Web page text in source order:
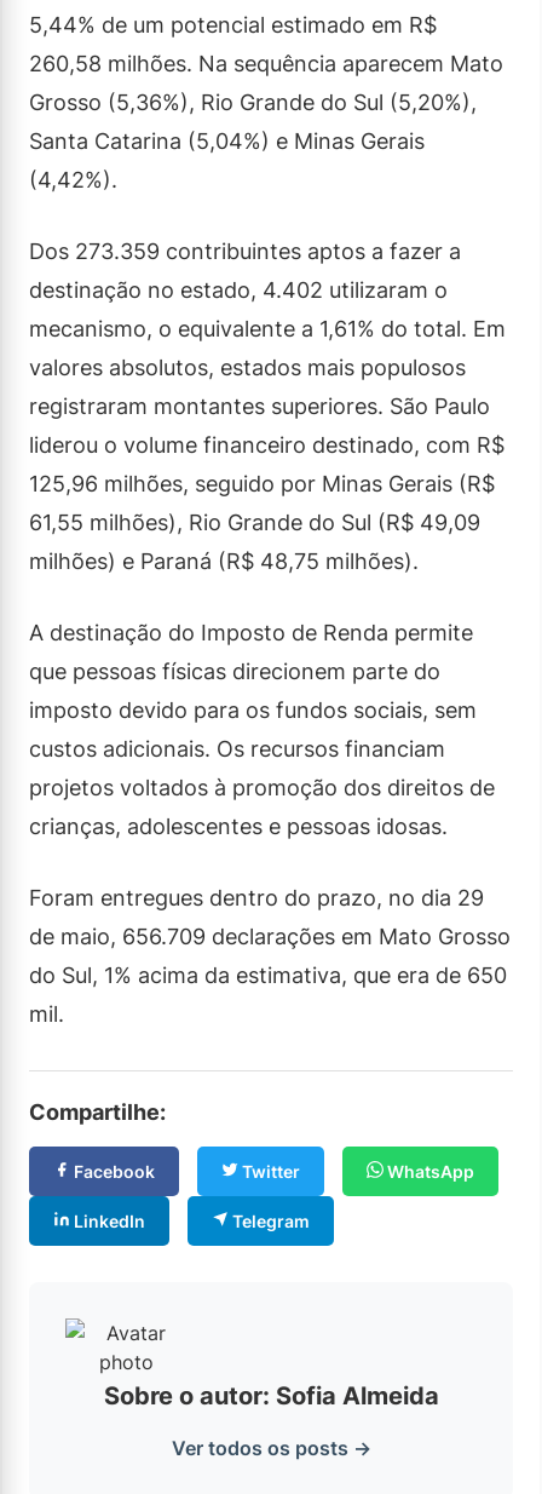
5,44% de um potencial estimado em R$
260,58 milhões. Na sequência aparecem Mato
Grosso (5,36%), Rio Grande do Sul (5,20%),
Santa Catarina (5,04%) e Minas Gerais
(4,42%).
Dos 273.359 contribuintes aptos a fazer a
destinação no estado, 4.402 utilizaram o
mecanismo, o equivalente a 1,61% do total. Em
valores absolutos, estados mais populosos
registraram montantes superiores. São Paulo
liderou o volume financeiro destinado, com R$
125,96 milhões, seguido por Minas Gerais (R$
61,55 milhões), Rio Grande do Sul (R$ 49,09
milhões) e Paraná (R$ 48,75 milhões).
A destinação do Imposto de Renda permite
que pessoas físicas direcionem parte do
imposto devido para os fundos sociais, sem
custos adicionais. Os recursos financiam
projetos voltados à promoção dos direitos de
crianças, adolescentes e pessoas idosas.
Foram entregues dentro do prazo, no dia 29
de maio, 656.709 declarações em Mato Grosso
do Sul, 1% acima da estimativa, que era de 650
mil.
Compartilhe:
Facebook Twitter WhatsApp
LinkedIn Telegram
Sobre o autor: Sofia Almeida
Ver todos os posts →